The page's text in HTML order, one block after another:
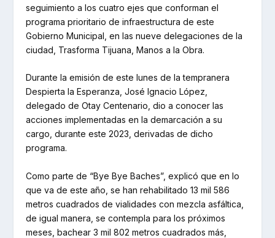
seguimiento a los cuatro ejes que conforman el
programa prioritario de infraestructura de este
Gobierno Municipal, en las nueve delegaciones de la
ciudad, Trasforma Tijuana, Manos a la Obra.
Durante la emisión de este lunes de la tempranera
Despierta la Esperanza, José Ignacio López,
delegado de Otay Centenario, dio a conocer las
acciones implementadas en la demarcación a su
cargo, durante este 2023, derivadas de dicho
programa.
Como parte de “Bye Bye Baches”, explicó que en lo
que va de este año, se han rehabilitado 13 mil 586
metros cuadrados de vialidades con mezcla asfáltica,
de igual manera, se contempla para los próximos
meses, bachear 3 mil 802 metros cuadrados más,